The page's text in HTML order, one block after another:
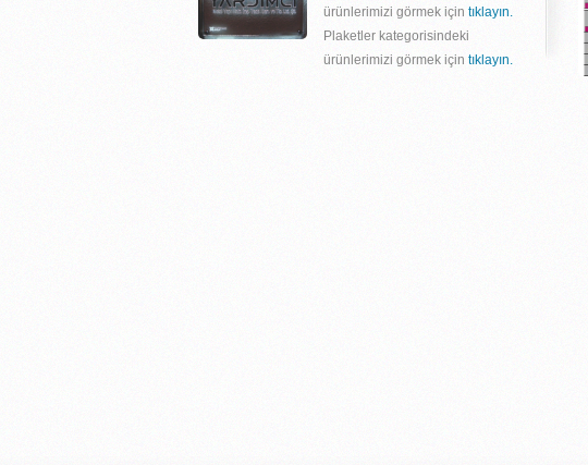
ürünlerimizi görmek için tıklayın.
Plaketler kategorisindeki
ürünlerimizi görmek için tıklayın.